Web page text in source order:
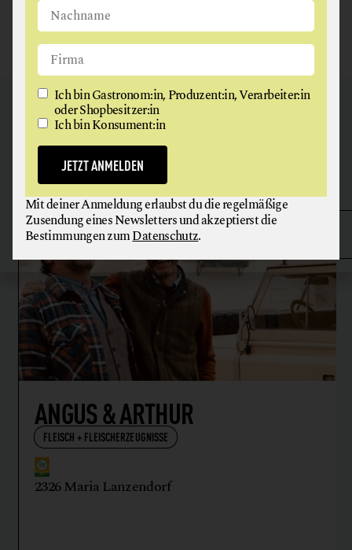
NEU BEIGAUMEN HOCH
Unsere Bewegung wächst: Um Menschen, die Lebensmittel
verantwortungsbewusst herstellen oder verarbeiten. Und uns
inspirieren, uns gesünder zu ernähren.
ANGUS & ARTHUR
FLEISCH + FLEISCHERZEUGNISSE
2326 Maria Lanzendorf
Ich bin Gastronom:in, Produzent:in, Verarbeiter:in
oder Shopbesitzer:in
Ich bin Konsument:in
JETZT ANMELDEN
Mit deiner Anmeldung erlaubst du die regelmäßige
Zusendung eines Newsletters und akzeptierst die
Bestimmungen zumDatenschutz.